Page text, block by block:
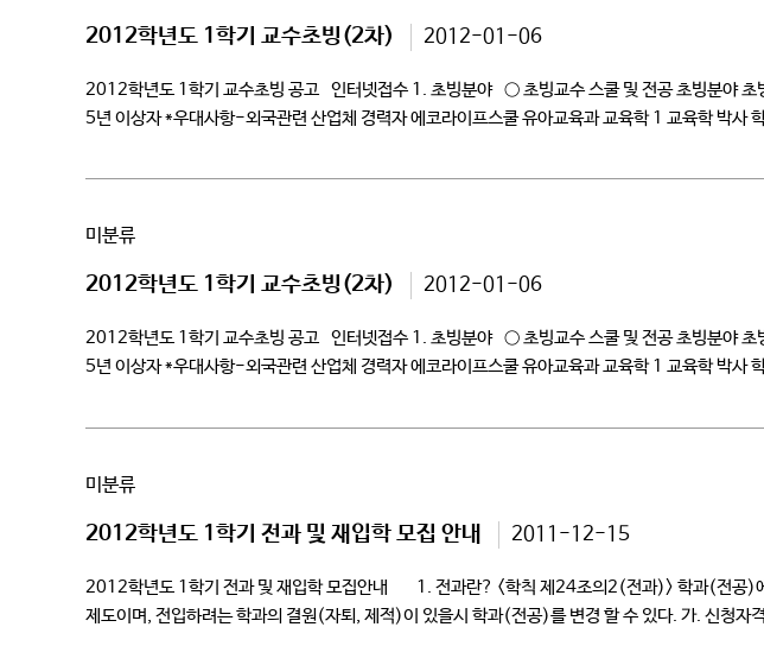
2012학년도 1학기 교수초빙(2차) 2012-01-06
2012학년도 1학기 교수초빙 공고 인터넷접수 1. 초빙분야 ○ 초빙교수 스쿨 및 전공 초빙분야 초
5년 이상자 *우대사항-외국관련 산업체 경력자 에코라이프스쿨 유아교육과 교육학 1 교육학 박사
미분류
2012학년도 1학기 교수초빙(2차) 2012-01-06
2012학년도 1학기 교수초빙 공고 인터넷접수 1. 초빙분야 ○ 초빙교수 스쿨 및 전공 초빙분야 초
5년 이상자 *우대사항-외국관련 산업체 경력자 에코라이프스쿨 유아교육과 교육학 1 교육학 박사
미분류
2012학년도 1학기 전과 및 재입학 모집 안내 2011-12-15
2012학년도 1학기 전과 및 재입학 모집안내 1. 전과란? <학칙 제24조의2(전과)> 학과(전공)에
제도이며, 전입하려는 학과의 결원(자퇴, 제적)이 있을시 학과(전공)를 변경 할 수 있다. 가. 신청